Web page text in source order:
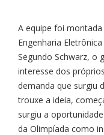
A equipe foi
Engenharia
Segundo Schwarz, o
interesse dos
demanda que surgiu
trouxe a ideia,
surgiu a
da Olimpíada como